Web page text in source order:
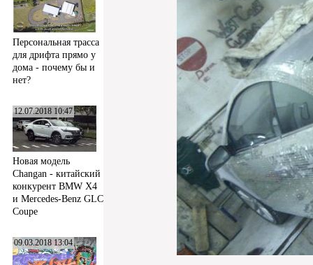
Персональная трасса
для дрифта прямо у
дома - почему бы и
нет?
12.07.2018 10:47
Новая модель
Changan - китайский
конкурент BMW X4
и Mercedes-Benz GLC
Coupe
09.03.2018 13:04